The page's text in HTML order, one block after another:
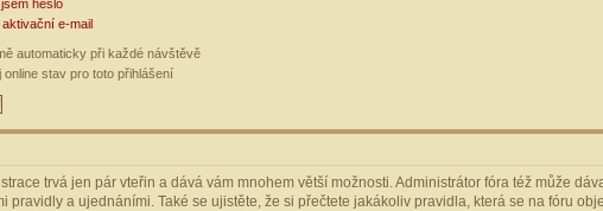
heslo
e-mail
automaticky při každé návštěvě
online stav pro toto přihlášení
trvá jen pár vteřin a dává vám mnohem větší možnosti. Administrátor fóra též může
pravidly a ujednáními. Také se ujistěte, že si přečtete jakákoliv pravidla, která se na fóru